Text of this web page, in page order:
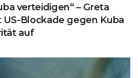
verteidigen“ – Greta
Blockade gegen Kuba
auf